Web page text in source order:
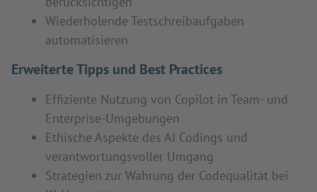
Wiederholende Testschreibaufgaben
automatisieren
Erweiterte Tipps und Best Practices
Effiziente Nutzung von Copilot in Team- und
Enterprise-Umgebungen
Ethische Aspekte des AI Codings und
verantwortungsvoller Umgang
Strategien zur Wahrung der Codequalität bei